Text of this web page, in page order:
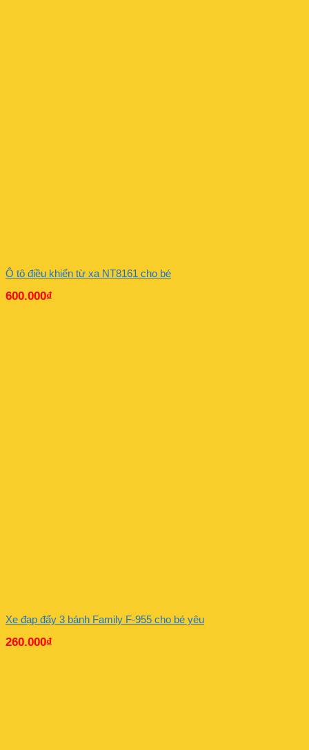
Ô tô điều khiển từ xa NT8161 cho bé
600.000₫
Xe đạp đẩy 3 bánh Family F-955 cho bé yêu
260.000₫